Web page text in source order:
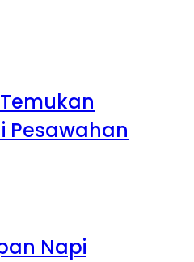
Pesawahan
Napi